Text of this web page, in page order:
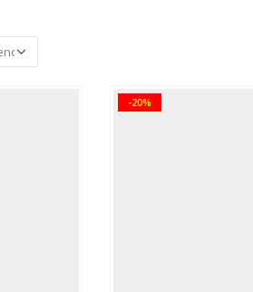
-20%